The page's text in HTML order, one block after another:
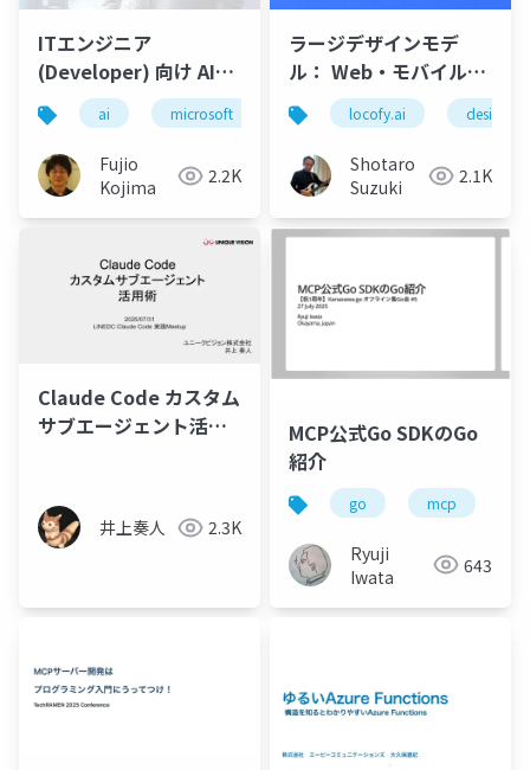
ITエンジニア
(Developer) 向け AIエ
ージェント勉強会 ～マ
イクロソフトの最新技
術発表を受けて～
(2025/07)
ai microsoft llm machine learning
Fujio
Kojima
2.2K
ラージデザインモデ
ル： Web・モバイルア
プリ開発の未来 on
Vibe Coding Catfe
locofy.ai
Shotaro
Suzuki
2.1K
Claude Code カスタム
サブエージェント活用
井上奏人 2.3K
MCP公式Go SDKのGo
紹介
go mcp
Ryuji
Iwata
643